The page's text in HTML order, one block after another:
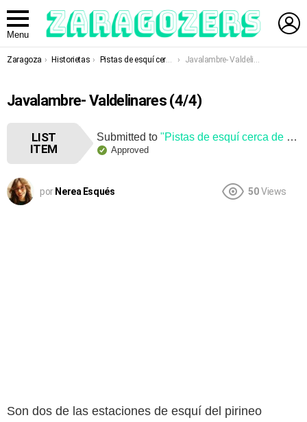
Menu
You are here:
Zaragoza Historietas Pistas de esquí cerca de Zaragoza Javalambre- Valdelinares
Javalambre- Valdelinares (4/4)
LIST
ITEM
Submitted to"Pistas de esquí cerca de Zaragoza"
Approved
por Nerea Esqués 50 Views
Son dos de las estaciones de esquí del pirineo